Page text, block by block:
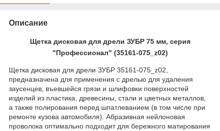
Описание
Щетка дисковая для дрели ЗУБР 75 мм, серия
"Профессионал" (35161-075_z02)
Щетка дисковая для дрели ЗУБР 35161-075_z02,
предназначена для применения с дрелью для удаления
заусенцев, въевшейся грязи и шлифовки поверхностей
изделий из пластика, древесины, стали и цветных металлов,
а также полирования перед шпатлеванием (в том числе при
ремонте кузова автомобиля). Абразивная нейлоновая
проволока оптимально подходит для бережного матирования